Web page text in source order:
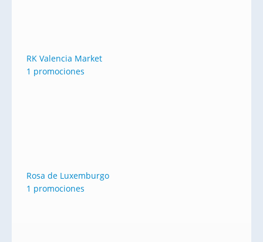
RK Valencia Market
1 promociones
Rosa de Luxemburgo
1 promociones